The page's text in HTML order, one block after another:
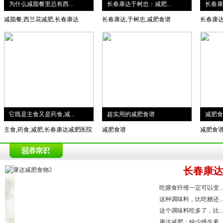
食谱精选
为什么减脂餐里总有西...
减脂餐,西兰花减肥,长春康达
长春康达于树忠：减肥...
长春康达,于树忠,减肥食谱
长春
长春康
它既是主食又是药食,减...
主食,药食,减肥,长春康达减肥医院
超实用的减肥食谱
减肥食谱
减肥
减肥食
长春康
吃膳食纤维一定可以变...
这种调味料，比吃糖还...
这个调味料吃多了，比...